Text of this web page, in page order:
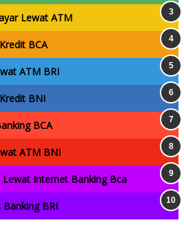
Lewat ATM
BCA
ATM BRI
BNI
BCA
ATM BNI
Lewat Internet Banking Bca
BRI